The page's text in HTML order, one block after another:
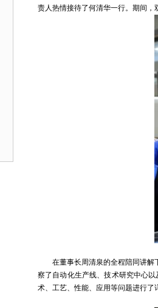
责人热情接待了何清华一行。期间
在董事长周清泉的全程陪同讲解
察了自动化生产线、技术研究中心
术、工艺、性能、应用等问题进行